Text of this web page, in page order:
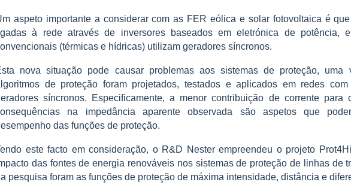
aspeto importante a considerar com as FER eólica e solar fotovoltaica é
à rede através de inversores baseados em eletrónica de potência,
(térmicas e hídricas) utilizam geradores síncronos.
nova situação pode causar problemas aos sistemas de proteção,
de proteção foram projetados, testados e aplicados em redes
síncronos. Especificamente, a menor contribuição de corrente para
na impedância aparente observada são aspetos que
das funções de proteção.
este facto em consideração, o R&D Nester empreendeu o projeto
das fontes de energia renováveis ​​nos sistemas de proteção de linhas de
pesquisa foram as funções de proteção de máxima intensidade, distância e